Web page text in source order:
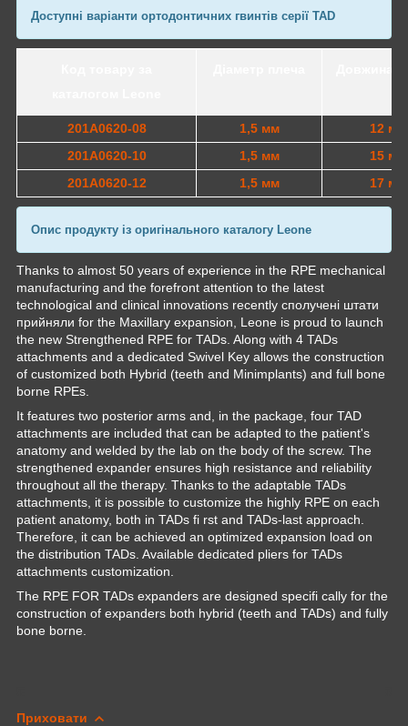
Доступні варіанти ортодонтичних гвинтів серії TAD
201A0620-08 1,5 мм
12 мм
201A0620-10
1,5 мм
15 мм
201A0620-12
1,5 мм 17 мм
Опис продукту із оригінального каталогу Leone
Thanks to almost 50 years of experience in the RPE mechanical
manufacturing and the forefront attention to the latest
technological and clinical innovations recently сполучені штати
прийняли for the Maxillary expansion, Leone is proud to launch
the new Strengthened RPE for TADs. Along with 4 TADs
attachments and a dedicated Swivel Key allows the construction
of customized both Hybrid (teeth and Minimplants) and full bone
borne RPEs.
It features two posterior arms and, in the package, four TAD
attachments are included that can be adapted to the patient's
anatomy and welded by the lab on the body of the screw. The
strengthened expander ensures high resistance and reliability
throughout all the therapy. Thanks to the adaptable TADs
attachments, it is possible to customize the highly RPE on each
patient anatomy, both in TADs fi rst and TADs-last approach.
Therefore, it can be achieved an optimized expansion load on
the distribution TADs. Available dedicated pliers for TADs
attachments customization.
The RPE FOR TADs expanders are designed specifi cally for the
construction of expanders both hybrid (teeth and TADs) and fully
bone borne.
Приховати